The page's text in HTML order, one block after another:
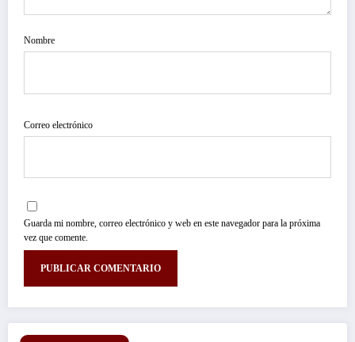
Nombre
Correo electrónico
Guarda mi nombre, correo electrónico y web en este navegador para la próxima
vez que comente.